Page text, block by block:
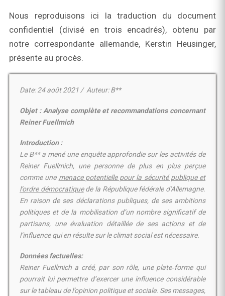
Nous reproduisons ici la traduction du document
confidentiel (divisé en trois encadrés), obtenu par
notre correspondante allemande, Kerstin Heusinger,
présente au procès.
Date: 24 août 2021 / Auteur:B**
Objet : Analyse complète et recommandations concernant
Reiner Fuellmich
Introduction :
Le B** a mené une enquête approfondie sur les activités de
Reiner Fuellmich, une personne de plus en plus perçue
comme une menace potentielle pour la sécurité publique et
l’ordre démocratiquede la République fédérale d’Allemagne.
En raison de ses déclarations publiques, de ses ambitions
politiques et de la mobilisation d’un nombre significatif de
partisans, une évaluation détaillée de ses actions et de
l’influence qui en résulte sur le climat social est nécessaire.
Données factuelles:
Reiner Fuellmich a créé, par son rôle, une plate‑forme qui
pourrait lui permettre d’exercer une influence considérable
sur le tableau de l’opinion politique et sociale. Ses messages,